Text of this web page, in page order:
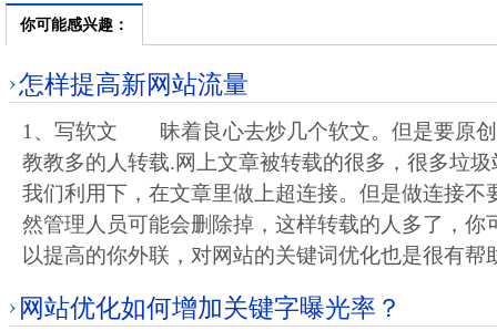
你可能感兴趣：
怎样提高新网站流量
1、写软文 昧着良心去炒几个软文。但是要原创
教教多的人转载.网上文章被转载的很多，很多垃
我们利用下，在文章里做上超连接。但是做连接不
然管理人员可能会删除掉，这样转载的人多了，你
以提高的你外联，对网站的关键词优化也是很有帮
网站优化如何增加关键字曝光率？